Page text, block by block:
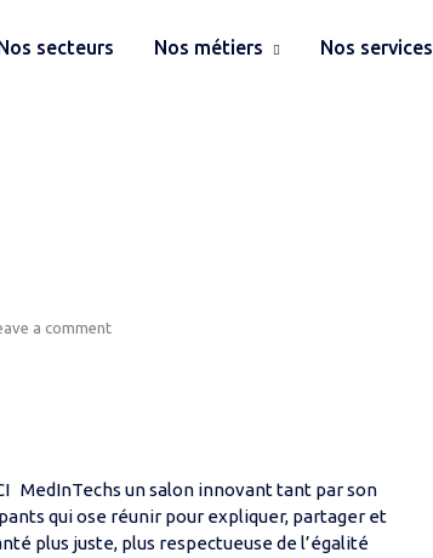
secteurs Nos métiers Nos services
a comment
MedInTechs un salon innovant tant par son
qui ose réunir pour expliquer, partager et
plus juste, plus respectueuse de l’égalité